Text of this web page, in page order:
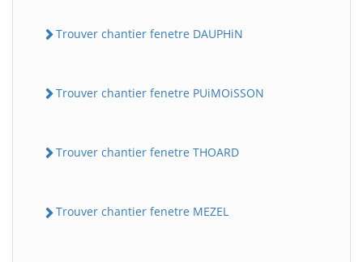
Trouver chantier fenetre DAUPHiN
Trouver chantier fenetre PUiMOiSSON
Trouver chantier fenetre THOARD
Trouver chantier fenetre MEZEL